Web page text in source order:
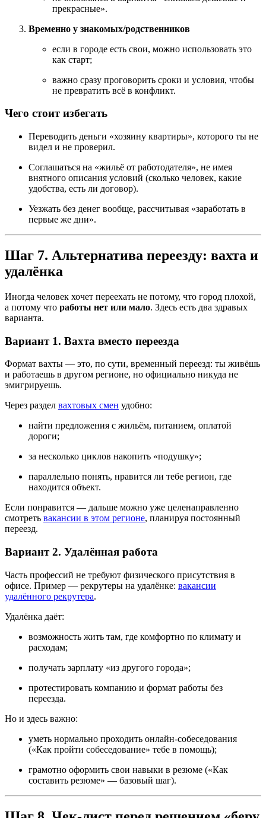
прекрасные».
Временно у знакомых/родственников
если в городе есть свои, можно использовать это
как старт;
важно сразу проговорить сроки и условия, чтобы
не превратить всё в конфликт.
Чего стоит избегать
Переводить деньги «хозяину квартиры», которого ты не
видел и не проверил.
Соглашаться на «жильё от работодателя», не имея
внятного описания условий (сколько человек, какие
удобства, есть ли договор).
Уезжать без денег вообще, рассчитывая «заработать в
первые же дни».
Шаг 7. Альтернатива переезду: вахта и
удалёнка
Иногда человек хочет переехать не потому, что город плохой,
а потому что работы нет или мало. Здесь есть два здравых
варианта.
Вариант 1. Вахта вместо переезда
Формат вахты — это, по сути, временный переезд: ты живёшь
и работаешь в другом регионе, но официально никуда не
эмигрируешь.
Через раздел вахтовых смен удобно:
найти предложения с жильём, питанием, оплатой
дороги;
за несколько циклов накопить «подушку»;
параллельно понять, нравится ли тебе регион, где
находится объект.
Если понравится — дальше можно уже целенаправленно
смотреть вакансии в этом регионе, планируя постоянный
переезд.
Вариант 2. Удалённая работа
Часть профессий не требуют физического присутствия в
офисе. Пример — рекрутеры на удалёнке: вакансии
удалённого рекрутера.
Удалёнка даёт:
возможность жить там, где комфортно по климату и
расходам;
получать зарплату «из другого города»;
протестировать компанию и формат работы без
переезда.
Но и здесь важно:
уметь нормально проходить онлайн-собеседования
(«Как пройти собеседование» тебе в помощь);
грамотно оформить свои навыки в резюме («Как
составить резюме» — базовый шаг).